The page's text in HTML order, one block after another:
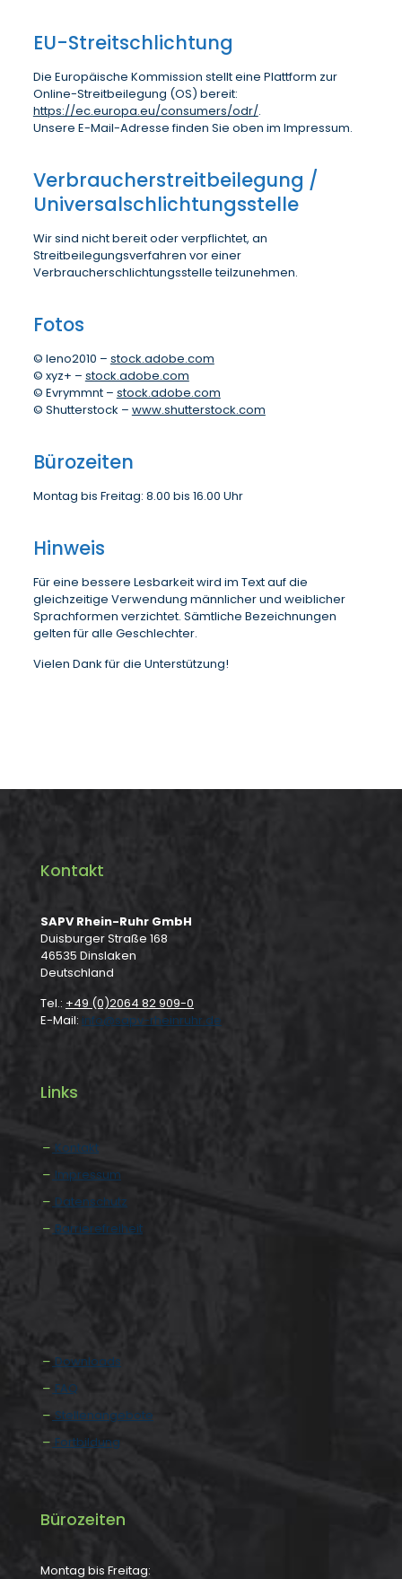
EU-Streitschlichtung
Die Europäische Kommission stellt eine Plattform zur
Online-Streitbeilegung (OS) bereit:
https://ec.europa.eu/consumers/odr/.
Unsere E-Mail-Adresse finden Sie oben im Impressum.
Verbraucher­streit­beilegung /
Universal­schlichtungs­stelle
Wir sind nicht bereit oder verpflichtet, an
Streitbeilegungsverfahren vor einer
Verbraucherschlichtungsstelle teilzunehmen.
Fotos
© leno2010 – stock.adobe.com
© xyz+ – stock.adobe.com
© Evrymmnt – stock.adobe.com
© Shutterstock – www.shutterstock.com
Bürozeiten
Montag bis Freitag: 8.00 bis 16.00 Uhr
Hinweis
Für eine bessere Lesbarkeit wird im Text auf die
gleichzeitige Verwendung männlicher und weiblicher
Sprachformen verzichtet. Sämtliche Bezeichnungen
gelten für alle Geschlechter.
Vielen Dank für die Unterstützung!
Kontakt
SAPV Rhein-Ruhr GmbH
Duisburger Straße 168
46535 Dinslaken
Deutschland
Tel.: +49 (0)2064 82 909-0
E-Mail: info@sapv-rheinruhr.de
Links
Kontakt
Impressum
Datenschutz
Barrierefreiheit
Downloads
FAQ
Stellenangebote
Fortbildung
Bürozeiten
Montag bis Freitag: